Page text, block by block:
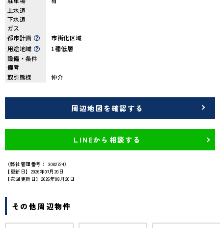
上水道
下水道
ガス
都市計画
市街化区域
用途地域
1種低層
設備・条件
備考
取引態様
仲介
周辺地図を確認する
LINEから相談する
（弊社管理番号： 3002724）
【更新日】2026年07月20日
【次回更新日】2026年08月20日
その他周辺物件